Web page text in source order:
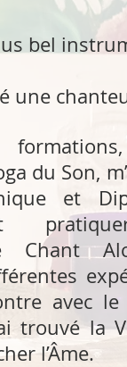
bel
une
du Son,
et
Chant
avec le
trouvé la
l’Âme.